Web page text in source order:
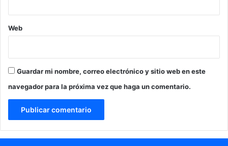
a
d
Web
Guardar mi nombre, correo electrónico y sitio web en este
navegador para la próxima vez que haga un comentario.